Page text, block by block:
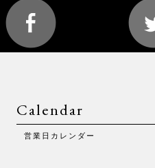
Calendar
営業日カレンダー